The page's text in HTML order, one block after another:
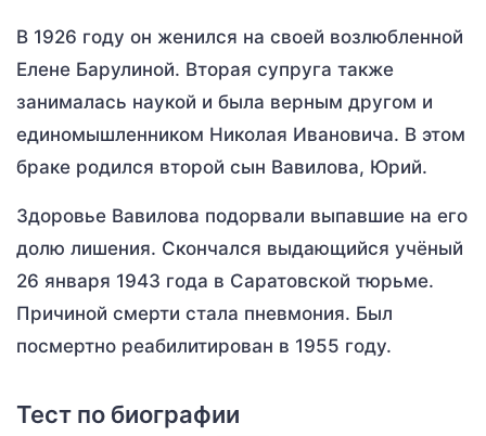
В 1926 году он женился на своей возлюбленной
Елене Барулиной. Вторая супруга также
занималась наукой и была верным другом и
единомышленником Николая Ивановича. В этом
браке родился второй сын Вавилова, Юрий.
Здоровье Вавилова подорвали выпавшие на его
долю лишения. Скончался выдающийся учёный
26 января 1943 года в Саратовской тюрьме.
Причиной смерти стала пневмония. Был
посмертно реабилитирован в 1955 году.
Тест по биографии